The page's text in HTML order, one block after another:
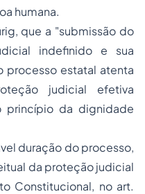
humana.
que a "submissão do
indefinido e sua
estatal atenta
judicial efetiva
princípio da dignidade
duração do processo,
da proteção judicial
Constitucional, no art.